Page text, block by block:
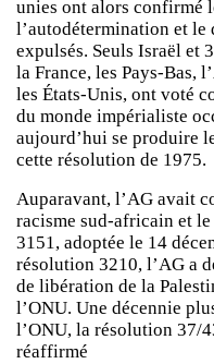
unies ont alors confirmé
l’autodétermination et le
expulsés. Seuls Israël et
la France, les Pays-Bas,
les États-Unis, ont voté
du monde impérialiste
aujourd’hui se produire
cette résolution de 1975.
Auparavant, l’AG avait
racisme sud-africain et
3151, adoptée le 14
résolution 3210, l’AG a
de libération de la
l’ONU. Une décennie
l’ONU, la résolution 37/
réaffirmé